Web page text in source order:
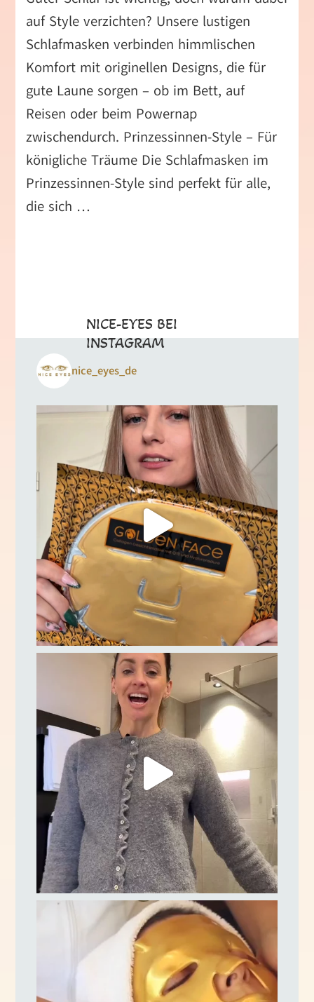
auf Style verzichten? Unsere lustigen
Schlafmasken verbinden himmlischen
Komfort mit originellen Designs, die für
gute Laune sorgen – ob im Bett, auf
Reisen oder beim Powernap
zwischendurch. Prinzessinnen-Style – Für
königliche Träume Die Schlafmasken im
Prinzessinnen-Style sind perfekt für alle,
die sich …
NICE-EYES BEI
INSTAGRAM
nice_eyes_de